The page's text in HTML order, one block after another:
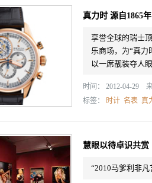
真力时 源自1865
享誉全球的瑞士
乐商场，为“真力
以一席靓装夺人
时间： 2012-04-29 来
标签： 时计 名表 真
慧眼以待卓识共赏
“2010马爹利非凡